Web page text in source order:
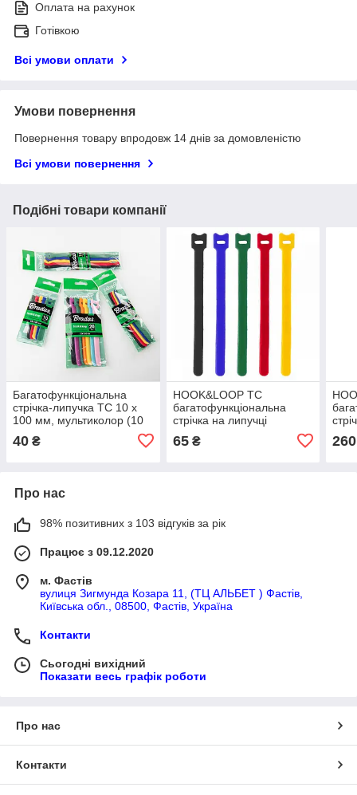
Оплата на рахунок
Готівкою
Всі умови оплати
Умови повернення
Повернення товару впродовж 14 днів за домовленістю
Всі умови повернення
Подібні товари компанії
Багатофункціональна
стрічка-липучка TC 10 x
100 мм, мультиколор (10
шт.), HLTC10100/10MIX5,
Bradas
40 ₴
HOOK&LOOP TC
багатофункціональна
стрічка на липучці
12x200мм COLOUR мIX -
10 шт.,
65₴ 260
Про нас
98% позитивних з 103 відгуків за рік
Працює з 09.12.2020
м. Фастів
вулиця Зигмунда Козара 11, (ТЦ АЛЬБЕТ ) Фастів,
Київська обл., 08500, Фастів, Україна
Контакти
Сьогодні вихідний
Показати весь графік роботи
Про нас
Контакти